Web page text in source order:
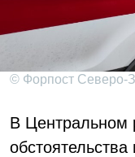
© Форпост Северо-
В Центральном